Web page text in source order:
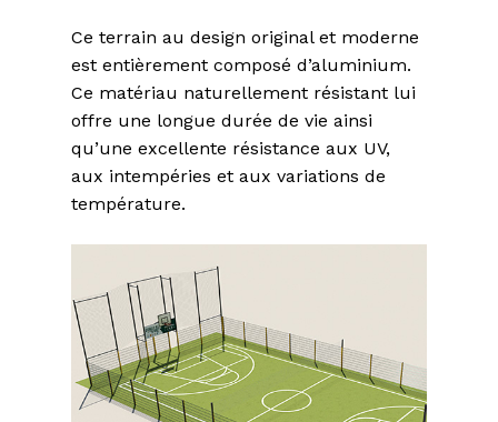
Ce terrain au design original et moderne
est entièrement composé d’aluminium.
Ce matériau naturellement résistant lui
offre une longue durée de vie ainsi
qu’une excellente résistance aux UV,
aux intempéries et aux variations de
température.